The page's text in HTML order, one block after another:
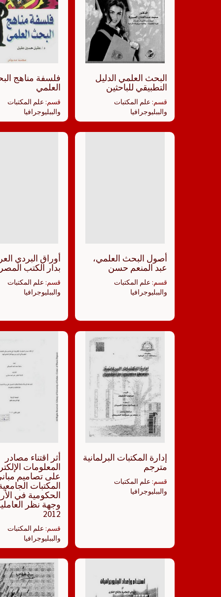
البحث العلمي الدليل
التطبيقي للباحثين
قسم: علم المكتبات
والببليوجرافيا
فلسفة مناهج
العلمي
قسم: علم المكتبات
والببليوجرافيا
أصول البحث العلمي،
عبد المنعم حسن
قسم: علم المكتبات
والببليوجرافيا
أوراق البردي
بدار الكتب
قسم: علم المكتبات
والببليوجرافيا
إدارة المكتبات البرلمانية
مترجم
قسم: علم المكتبات
والببليوجرافيا
أثر اقتناء مصادر
المعلومات
على تصاميم
المكتبات
الحكومية في
وجهة نظر
2012
قسم: علم المكتبات
والببليوجرافيا